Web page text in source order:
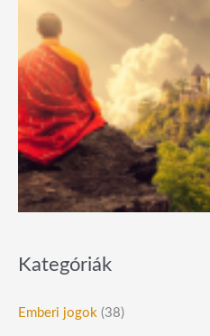
Kategóriák
Emberi jogok (38)